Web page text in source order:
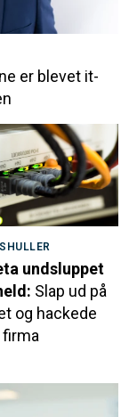
er blevet it-
undsluppet
Slap ud på
og hackede